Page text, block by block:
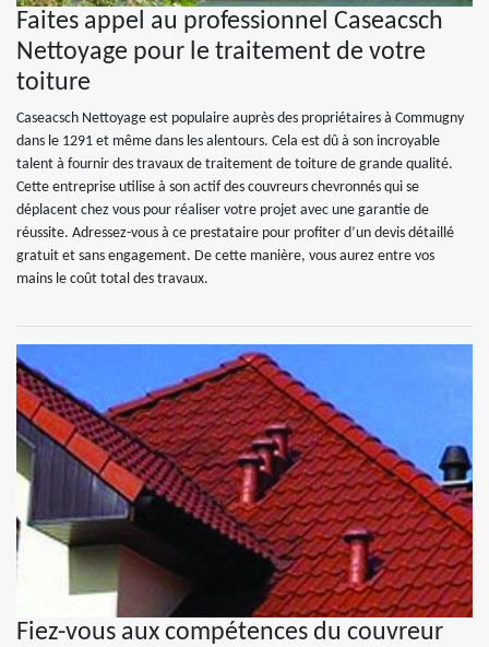
Faites appel au professionnel Caseacsch
Nettoyage pour le traitement de votre
toiture
Caseacsch Nettoyage est populaire auprès des propriétaires à Commugny
dans le 1291 et même dans les alentours. Cela est dû à son incroyable
talent à fournir des travaux de traitement de toiture de grande qualité.
Cette entreprise utilise à son actif des couvreurs chevronnés qui se
déplacent chez vous pour réaliser votre projet avec une garantie de
réussite. Adressez-vous à ce prestataire pour profiter d’un devis détaillé
gratuit et sans engagement. De cette manière, vous aurez entre vos
mains le coût total des travaux.
Fiez-vous aux compétences du couvreur